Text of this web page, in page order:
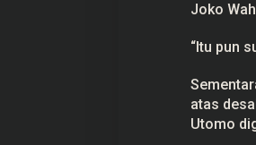
Joko
“Itu pun
atas
Utomo